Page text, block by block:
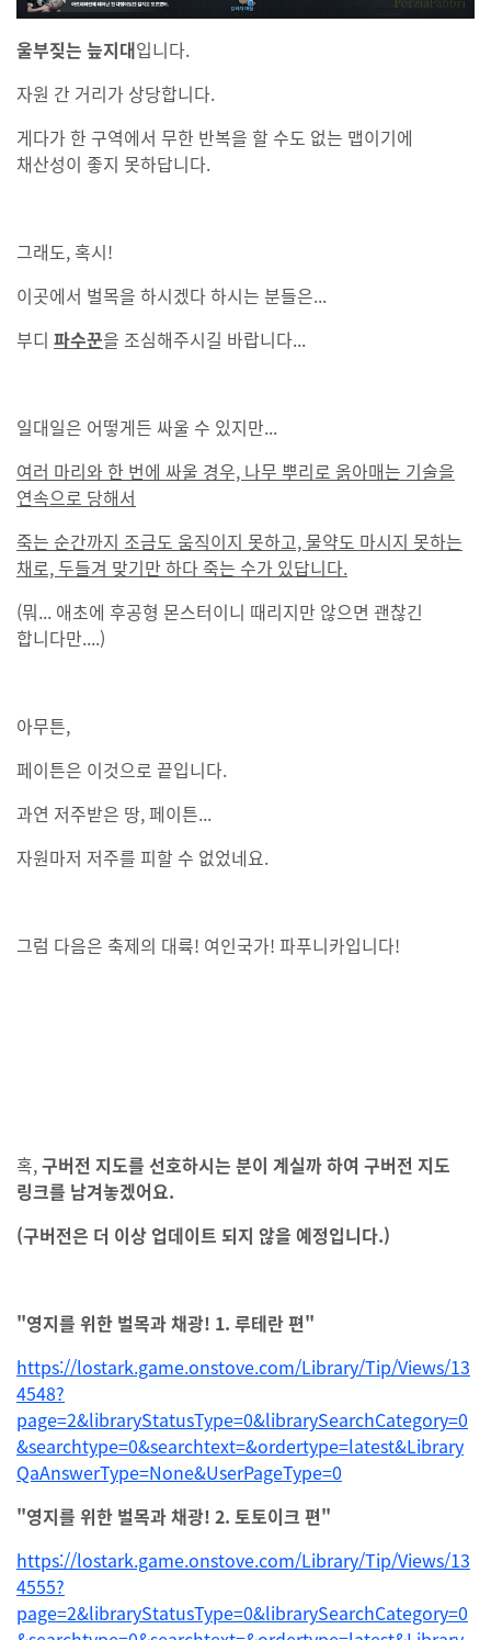
울부짖는 늪지대입니다.
자원 간 거리가 상당합니다.
게다가 한 구역에서 무한 반복을 할 수도 없는 맵이기에
채산성이 좋지 못하답니다.
그래도, 혹시!
이곳에서 벌목을 하시겠다 하시는 분들은...
부디 파수꾼을 조심해주시길 바랍니다...
일대일은 어떻게든 싸울 수 있지만...
여러 마리와 한 번에 싸울 경우, 나무 뿌리로 옭아매는 기술을
연속으로 당해서
죽는 순간까지 조금도 움직이지 못하고, 물약도 마시지 못하는
채로, 두들겨 맞기만 하다 죽는 수가 있답니다.
(뭐... 애초에 후공형 몬스터이니 때리지만 않으면 괜찮긴
합니다만....)
아무튼,
페이튼은 이것으로 끝입니다.
과연 저주받은 땅, 페이튼...
자원마저 저주를 피할 수 없었네요.
그럼 다음은 축제의 대륙! 여인국가! 파푸니카입니다!
혹,구버전 지도를 선호하시는 분이 계실까하여 구버전 지도
링크를 남겨놓겠어요.
(구버전은 더 이상 업데이트 되지 않을 예정입니다.)
"영지를 위한 벌목과 채광! 1. 루테란 편"
https://lostark.game.onstove.com/Library/Tip/Views/13
4548?
page=2&libraryStatusType=0&librarySearchCategory=0
&searchtype=0&searchtext=&ordertype=latest&Library
QaAnswerType=None&UserPageType=0
"영지를 위한 벌목과 채광! 2. 토토이크 편"
https://lostark.game.onstove.com/Library/Tip/Views/13
4555?
page=2&libraryStatusType=0&librarySearchCategory=0